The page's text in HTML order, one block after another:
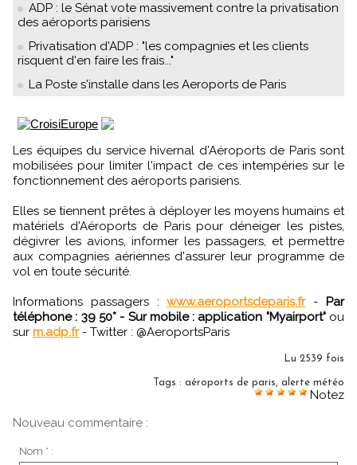
ADP : le Sénat vote massivement contre la privatisation
des aéroports parisiens
Privatisation d'ADP : "les compagnies et les clients
risquent d'en faire les frais..."
La Poste s'installe dans les Aeroports de Paris
Les équipes du service hivernal d'Aéroports de Paris sont
mobilisées pour limiter l'impact de ces intempéries sur le
fonctionnement des aéroports parisiens.
Elles se tiennent prêtes à déployer les moyens humains et
matériels d'Aéroports de Paris pour déneiger les pistes,
dégivrer les avions, informer les passagers, et permettre
aux compagnies aériennes d'assurer leur programme de
vol en toute sécurité.
Informations passagers :www.aeroportsdeparis.fr- Par
téléphone : 39 50* - Sur mobile : application "Myairport"ou
sur m.adp.fr- Twitter : @AeroportsParis
Lu 2539 fois
Tags : aéroports de paris, alerte météo
Notez
Nouveau commentaire :
Nom * :